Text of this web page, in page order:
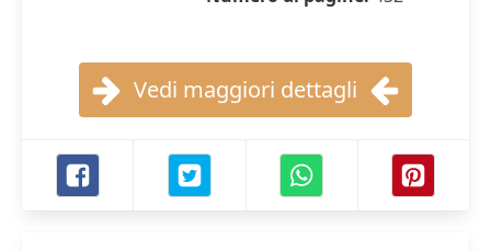
Vedi maggiori dettagli